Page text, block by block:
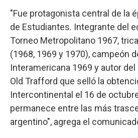
"Fue protagonista central de la
de Estudiantes. Integrante del
Torneo Metropolitano 1967,
(1968, 1969 y 1970), campeón
Interamericana 1969 y autor
Old Trafford que selló la
Intercontinental el 16 de
permanece entre las más
argentino", agrega el